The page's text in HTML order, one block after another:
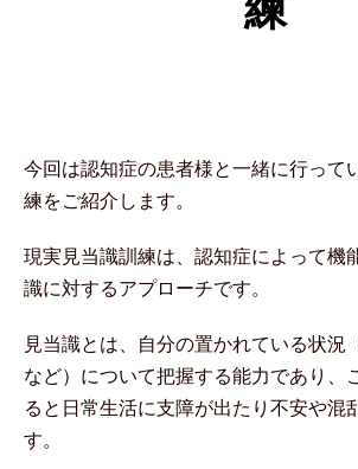
練
今回は認知症の患者様と一緒に行って
練をご紹介します。
現実見当識訓練は、認知症によって機
識に対するアプローチです。
見当識とは、自分の置かれている状況
など）について把握する能力であり、
ると日常生活に支障が出たり不安や混
す。